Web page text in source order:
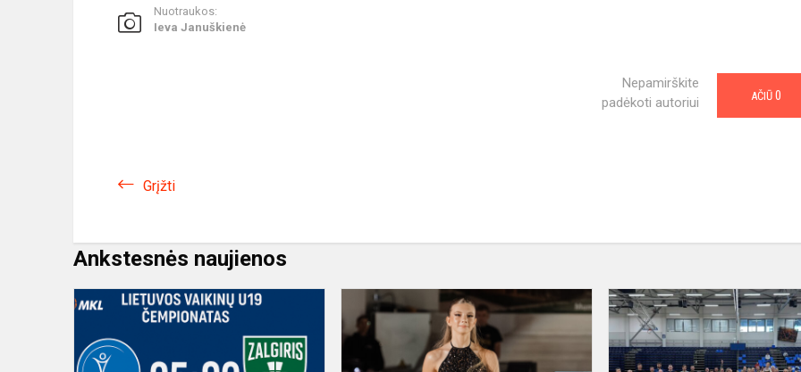
Nuotraukos:
Ieva Januškienė
Nepamirškite
padėkoti autoriui
AČIŪ 0
Grįžti
Ankstesnės naujienos
Sėkmingas
sezono
startas:
Kretingos
Step
aerobikos
merginų
debiutas